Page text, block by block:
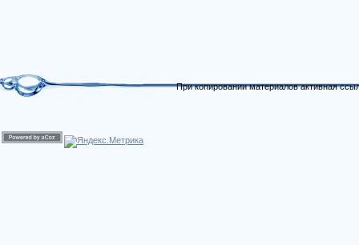
При копировании материалов активная